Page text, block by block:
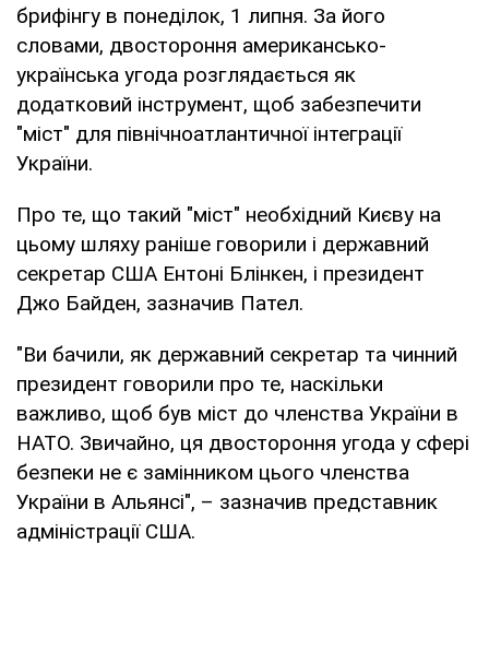
брифінгу в понеділок, 1 липня. За його
словами, двостороння американсько-
українська угода розглядається як
додатковий інструмент, щоб забезпечити
"міст" для північноатлантичної інтеграції
України.
Про те, що такий "міст" необхідний Києву на
цьому шляху раніше говорили і державний
секретар США Ентоні Блінкен, і президент
Джо Байден, зазначив Пател.
"Ви бачили, як державний секретар та чинний
президент говорили про те, наскільки
важливо, щоб був міст до членства України в
НАТО. Звичайно, ця двостороння угода у сфері
безпеки не є замінником цього членства
України в Альянсі", – зазначив представник
адміністрації США.